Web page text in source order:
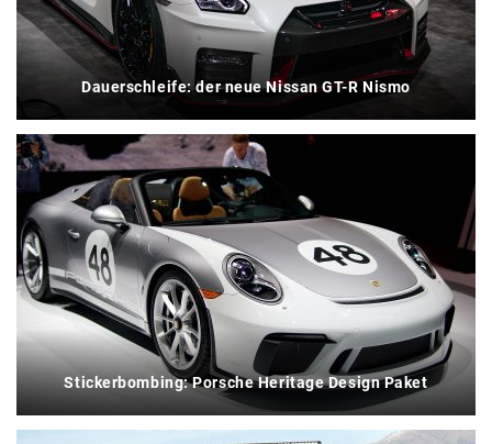
Dauerschleife: der neue Nissan GT-R Nismo
Stickerbombing: Porsche Heritage Design Paket